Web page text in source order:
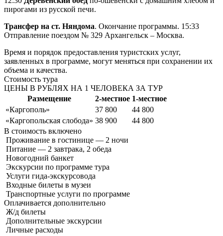
пирогами из русской печи.
Трансфер на ст. Няндома. Окончание программы. 15:33
Отправление поездом № 329 Архангельск – Москва.
Время и порядок предоставления туристских услуг,
заявленных в программе, могут меняться при сохранении их
объема и качества.
Стоимость тура
ЦЕНЫ В РУБЛЯХ НА 1 ЧЕЛОВЕКА ЗА ТУР
Размещение
2-местное 1-местное
«Каргополь»
37 800
44 800
«Каргопольская слобода» 38 900
44 800
В стоимость включено
Проживание в гостинице — 2 ночи
Питание — 2 завтрака, 2 обеда
Новогодний банкет
Экскурсии по программе тура
Услуги гида-экскурсовода
Входные билеты в музеи
Транспортные услуги по программе
Оплачивается дополнительно
Ж/д билеты
Дополнительные экскурсии
Личные расходы